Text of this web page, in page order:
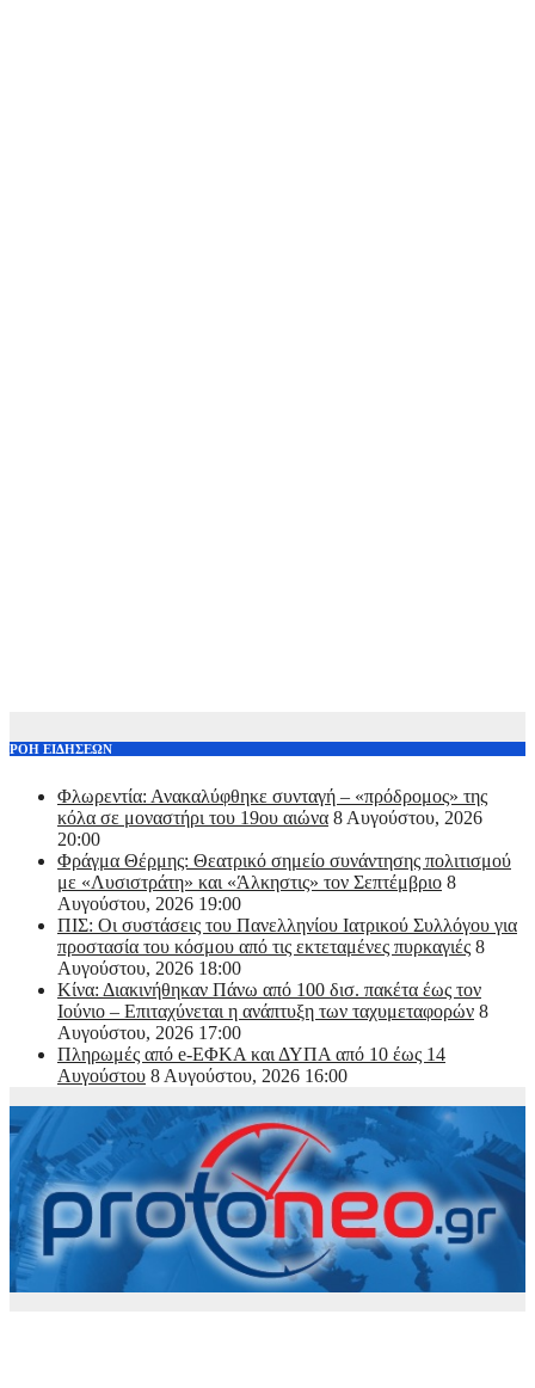
ΡΟΗ ΕΙΔΗΣΕΩΝ
Φλωρεντία: Ανακαλύφθηκε συνταγή – «πρόδρομος» της
κόλα σε μοναστήρι του 19ου αιώνα 8 Αυγούστου, 2026
20:00
Φράγμα Θέρμης: Θεατρικό σημείο συνάντησης πολιτισμού
με «Λυσιστράτη» και «Άλκηστις» τον Σεπτέμβριο 8
Αυγούστου, 2026 19:00
ΠΙΣ: Οι συστάσεις του Πανελληνίου Ιατρικού Συλλόγου για
προστασία του κόσμου από τις εκτεταμένες πυρκαγιές 8
Αυγούστου, 2026 18:00
Κίνα: Διακινήθηκαν Πάνω από 100 δισ. πακέτα έως τον
Ιούνιο – Επιταχύνεται η ανάπτυξη των ταχυμεταφορών 8
Αυγούστου, 2026 17:00
Πληρωμές από e-ΕΦΚΑ και ΔΥΠΑ από 10 έως 14
Αυγούστου 8 Αυγούστου, 2026 16:00